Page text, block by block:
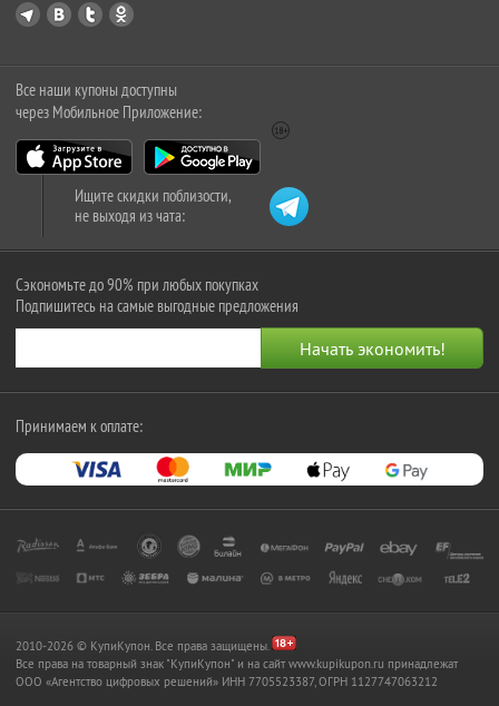
Все наши купоны доступны
через Мобильное Приложение:
Ищите скидки поблизости,
не выходя из чата:
Сэкономьте до 90% при любых покупках
Подпишитесь на самые выгодные предложения
Принимаем к оплате:
2010-2026 © КупиКупон. Все права защищены.
Все права на товарный знак "КупиКупон" и на сайт www.kupikupon.ru принадлежат
OOO «Агентство цифровых решений» ИНН 7705523387, ОГРН 1127747063212